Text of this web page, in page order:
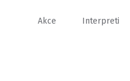
Akce Interpreti